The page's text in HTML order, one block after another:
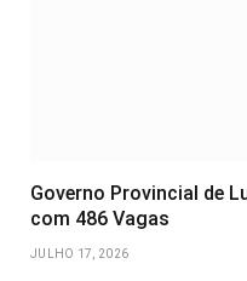
Governo Provincial de
com 486 Vagas
JULHO 17, 2026